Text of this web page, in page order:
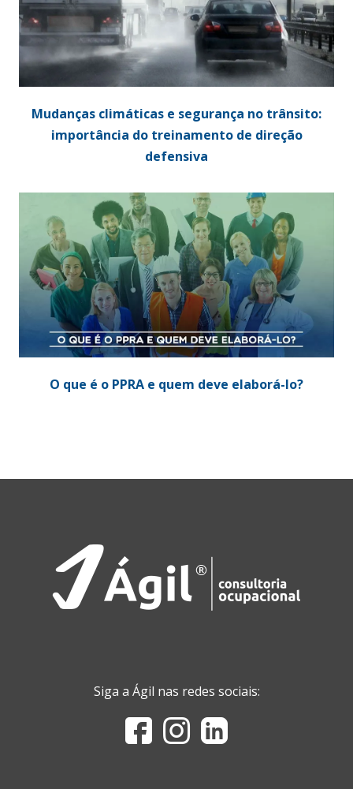
Mudanças climáticas e segurança no trânsito:
importância do treinamento de direção
defensiva
O que é o PPRA e quem deve elaborá-lo?
Siga a Ágil nas redes sociais: